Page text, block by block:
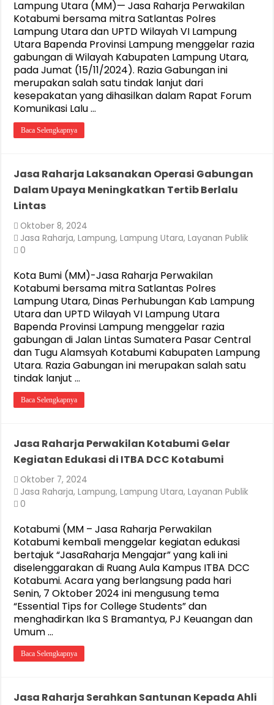
Lampung Utara (MM)— Jasa Raharja Perwakilan
Kotabumi bersama mitra Satlantas Polres
Lampung Utara dan UPTD Wilayah VI Lampung
Utara Bapenda Provinsi Lampung menggelar razia
gabungan di Wilayah Kabupaten Lampung Utara,
pada Jumat (15/11/2024). Razia Gabungan ini
merupakan salah satu tindak lanjut dari
kesepakatan yang dihasilkan dalam Rapat Forum
Komunikasi Lalu …
Baca Selengkapnya
Jasa Raharja Laksanakan Operasi Gabungan
Dalam Upaya Meningkatkan Tertib Berlalu
Lintas
Oktober 8, 2024
Jasa Raharja,Lampung,Lampung Utara,Layanan Publik
0
Kota Bumi (MM)-Jasa Raharja Perwakilan
Kotabumi bersama mitra Satlantas Polres
Lampung Utara, Dinas Perhubungan Kab Lampung
Utara dan UPTD Wilayah VI Lampung Utara
Bapenda Provinsi Lampung menggelar razia
gabungan di Jalan Lintas Sumatera Pasar Central
dan Tugu Alamsyah Kotabumi Kabupaten Lampung
Utara. Razia Gabungan ini merupakan salah satu
tindak lanjut …
Baca Selengkapnya
Jasa Raharja Perwakilan Kotabumi Gelar
Kegiatan Edukasi di ITBA DCC Kotabumi
Oktober 7, 2024
Jasa Raharja,Lampung,Lampung Utara,Layanan Publik
0
Kotabumi (MM – Jasa Raharja Perwakilan
Kotabumi kembali menggelar kegiatan edukasi
bertajuk “JasaRaharja Mengajar” yang kali ini
diselenggarakan di Ruang Aula Kampus ITBA DCC
Kotabumi. Acara yang berlangsung pada hari
Senin, 7 Oktober 2024 ini mengusung tema
“Essential Tips for College Students” dan
menghadirkan Ika S Bramantya, PJ Keuangan dan
Umum …
Baca Selengkapnya
Jasa Raharja Serahkan Santunan Kepada Ahli